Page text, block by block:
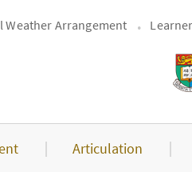
Weather Arrangement Learner
Articulation